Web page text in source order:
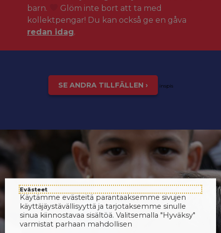
barn.
Glöm inte bort att ta med
kollektpengar! Du kan också ge en gåva
redan idag.
SE ANDRA TILLFÄLLEN › inspis
Evästeet
Käytämme evästeitä parantaaksemme sivujen
käyttäjäystävällisyyttä ja tarjotaksemme sinulle
sinua kiinnostavaa sisältöä. Valitsemalla "Hyväksy"
varmistat parhaan mahdollisen